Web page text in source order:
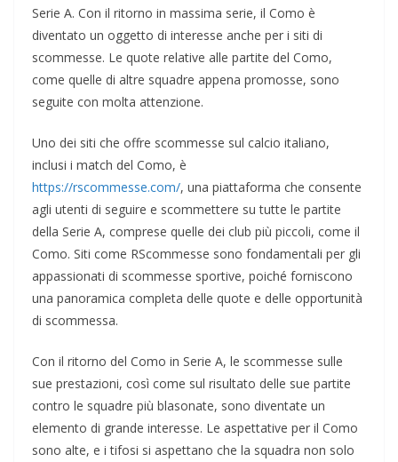
Serie A. Con il ritorno in massima serie, il Como è
diventato un oggetto di interesse anche per i siti di
scommesse. Le quote relative alle partite del Como,
come quelle di altre squadre appena promosse, sono
seguite con molta attenzione.
Uno dei siti che offre scommesse sul calcio italiano,
inclusi i match del Como, è
https://rscommesse.com/, una piattaforma che consente
agli utenti di seguire e scommettere su tutte le partite
della Serie A, comprese quelle dei club più piccoli, come il
Como. Siti come RScommesse sono fondamentali per gli
appassionati di scommesse sportive, poiché forniscono
una panoramica completa delle quote e delle opportunità
di scommessa.
Con il ritorno del Como in Serie A, le scommesse sulle
sue prestazioni, così come sul risultato delle sue partite
contro le squadre più blasonate, sono diventate un
elemento di grande interesse. Le aspettative per il Como
sono alte, e i tifosi si aspettano che la squadra non solo